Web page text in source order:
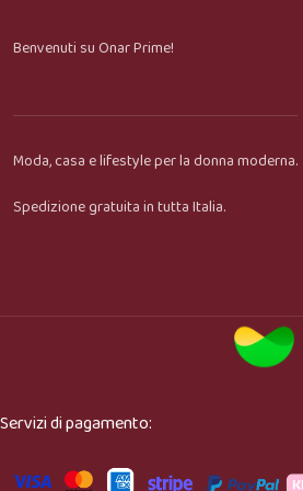
Benvenuti su Onar Prime!
Moda, casa e lifestyle per la donna moderna.
Spedizione gratuita in tutta Italia.
Servizi di pagamento: